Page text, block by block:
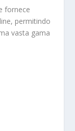
fornece
permitindo
vasta gama